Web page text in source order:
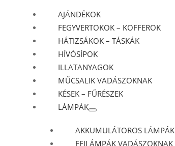
AJÁNDÉKOK
FEGYVERTOKOK – KOFFEROK
HÁTIZSÁKOK – TÁSKÁK
HÍVÓSÍPOK
ILLATANYAGOK
MŰCSALIK VADÁSZOKNAK
KÉSEK – FŰRÉSZEK
LÁMPÁK
AKKUMULÁTOROS LÁMPÁK
FEJLÁMPÁK VADÁSZOKNAK